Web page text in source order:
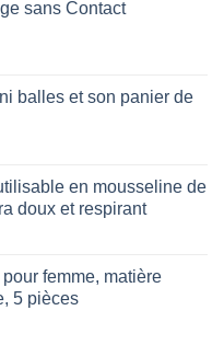
sans Contact
balles et son panier de
en mousseline de
doux et respirant
femme, matière
5 pièces